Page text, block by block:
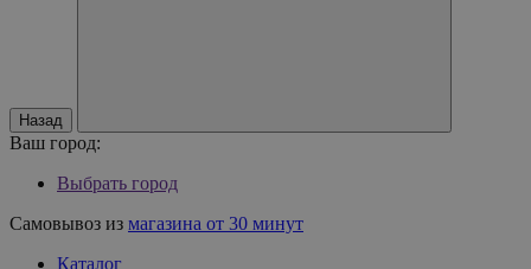
Назад
Ваш город:
Выбрать город
Самовывоз из магазина от 30 минут
Каталог